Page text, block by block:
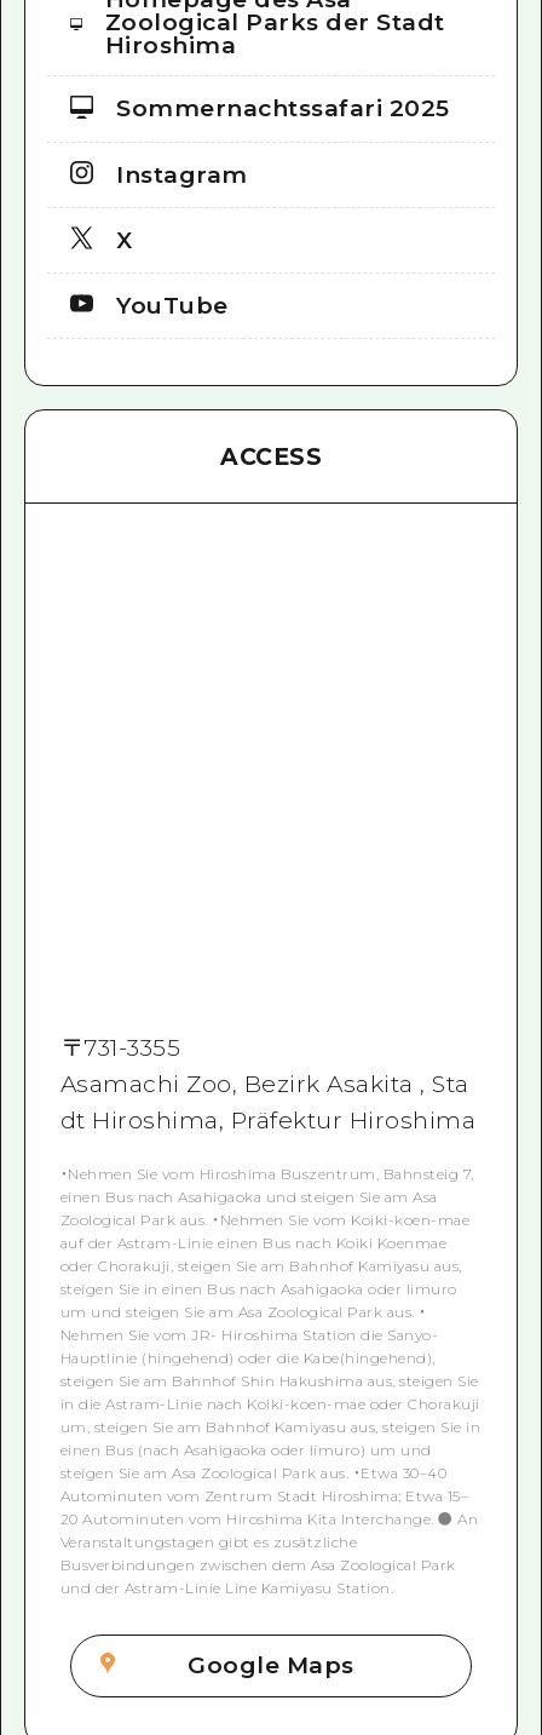
Zoological Parks der Stadt
Hiroshima
Sommernachtssafari 2025
Instagram
X
YouTube
ACCESS
〒731-3355
Asamachi Zoo, Bezirk Asakita , Sta
dt Hiroshima, Präfektur Hiroshima
・Nehmen Sie vom Hiroshima Buszentrum, Bahnsteig 7,
einen Bus nach Asahigaoka und steigen Sie am Asa
Zoological Park aus. ・Nehmen Sie vom Koiki-koen-mae
auf der Astram-Linie einen Bus nach Koiki Koenmae
oder Chorakuji, steigen Sie am Bahnhof Kamiyasu aus,
steigen Sie in einen Bus nach Asahigaoka oder Iimuro
um und steigen Sie am Asa Zoological Park aus. ・
Nehmen Sie vom JR- Hiroshima Station die Sanyo-
Hauptlinie (hingehend) oder die Kabe(hingehend),
steigen Sie am Bahnhof Shin Hakushima aus, steigen Sie
in die Astram-Linie nach Koiki-koen-mae oder Chorakuji
um, steigen Sie am Bahnhof Kamiyasu aus, steigen Sie in
einen Bus (nach Asahigaoka oder Iimuro) um und
steigen Sie am Asa Zoological Park aus. ・Etwa 30–40
Autominuten vom Zentrum Stadt Hiroshima; Etwa 15–
20 Autominuten vom Hiroshima Kita Interchange. ● An
Veranstaltungstagen gibt es zusätzliche
Busverbindungen zwischen dem Asa Zoological Park
und der Astram-Linie Line Kamiyasu Station.
Google Maps